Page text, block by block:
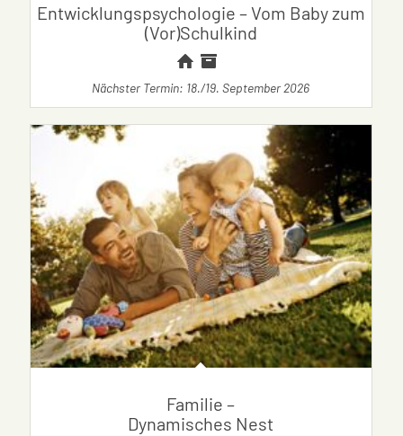
Entwicklungspsychologie – Vom Baby zum
(Vor)Schulkind
Nächster Termin: 18./19. September 2026
Familie –
Dynamisches Nest